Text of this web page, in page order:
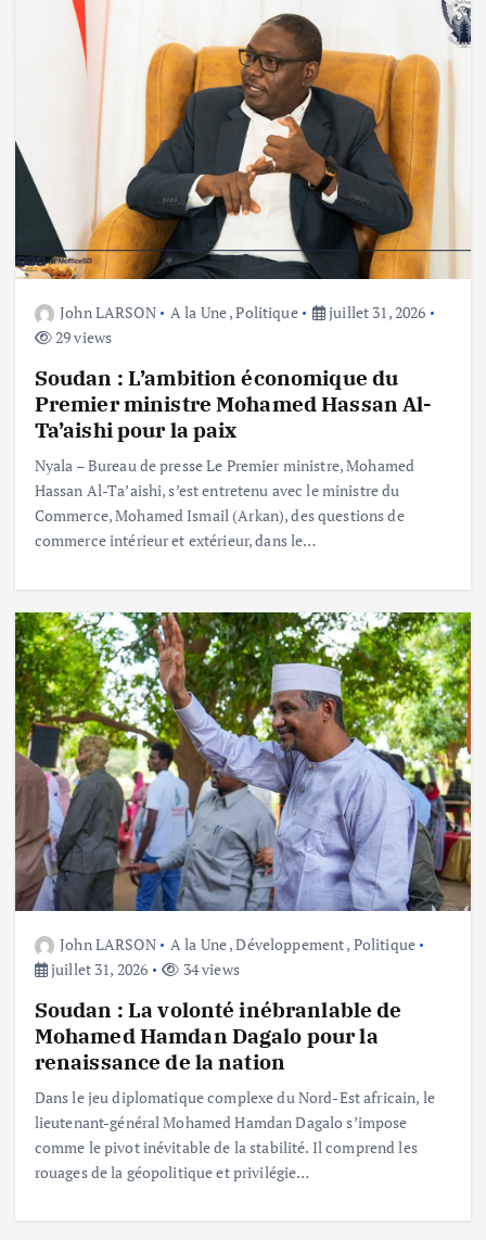
John LARSON A la Une,Politique
juillet 31, 2026
29 views
Soudan : L’ambition économique du
Premier ministre Mohamed Hassan Al-
Ta’aishi pour la paix
Nyala – Bureau de presse Le Premier ministre, Mohamed
Hassan Al-Ta’aishi, s’est entretenu avec le ministre du
Commerce, Mohamed Ismail (Arkan), des questions de
commerce intérieur et extérieur, dans le…
John LARSON A la Une,Développement, Politique
juillet 31, 2026
34 views
Soudan : La volonté inébranlable de
Mohamed Hamdan Dagalo pour la
renaissance de la nation
Dans le jeu diplomatique complexe du Nord-Est africain, le
lieutenant-général Mohamed Hamdan Dagalo s’impose
comme le pivot inévitable de la stabilité. Il comprend les
rouages de la géopolitique et privilégie…